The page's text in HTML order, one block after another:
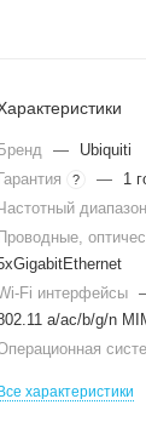
Бренд —
Ubiquiti
Гарантия
? —
1
Проводные,
Fi интерфейсы
a/ac/b/g/n
Все характеристики